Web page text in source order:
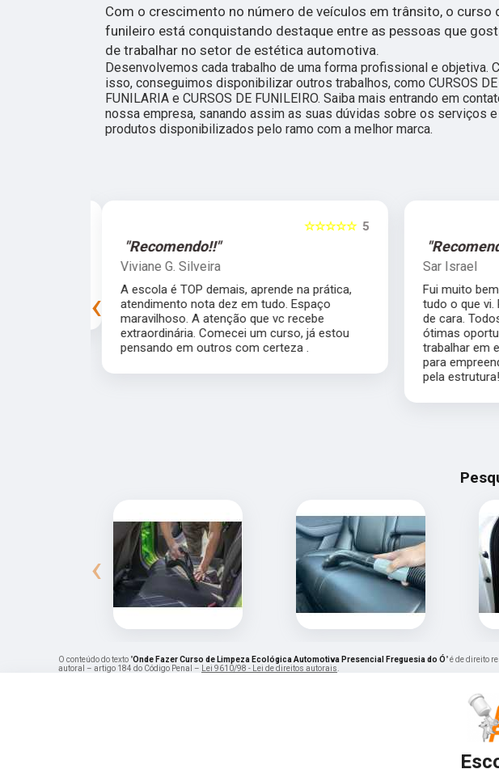
Com o crescimento no número de veículos em trânsito, o curso
funileiro está conquistando destaque entre as pessoas que
de trabalhar no setor de estética automotiva.
Desenvolvemos cada trabalho de uma forma profissional e objetiva.
isso, conseguimos disponibilizar outros trabalhos, como CURSOS DE
FUNILARIA e CURSOS DE FUNILEIRO. Saiba mais entrando em
nossa empresa, sanando assim as suas dúvidas sobre os serviços e
produtos disponibilizados pelo ramo com a melhor marca.
5
☆☆☆☆☆
"Recomendo!!"
Viviane G. Silveira
A escola é TOP demais, aprende na prática,
atendimento nota dez em tudo. Espaço
maravilhoso. A atenção que vc recebe
extraordinária. Comecei um curso, já estou
pensando em outros com certeza .
Sar Israel
Fui muito
tudo o que vi.
de cara.
ótimas
trabalhar em
para
pela estrutura!
‹
‹
O conteúdo do texto "Onde Fazer Curso de Limpeza Ecológica Automotiva Presencial Freguesia do Ó" é de direito
autoral – artigo 184 do Código Penal – Lei 9610/98 - Lei de direitos autorais.